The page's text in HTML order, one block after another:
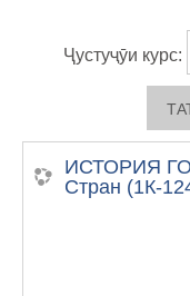
Ҷустуҷӯи курс:
ИСТОРИЯ
Стран (1К-